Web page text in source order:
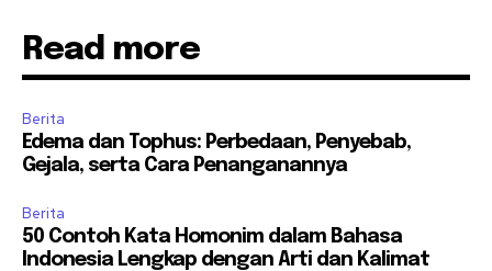
Read more
Berita
Edema dan Tophus: Perbedaan, Penyebab,
Gejala, serta Cara Penanganannya
Berita
50 Contoh Kata Homonim dalam Bahasa
Indonesia Lengkap dengan Arti dan Kalimat